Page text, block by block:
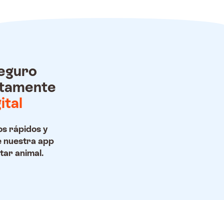
rápidos y
nuestra app
animal.